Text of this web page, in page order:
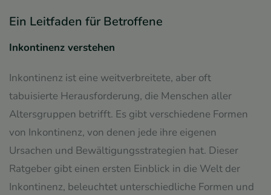
Ein Leitfaden für Betroffene
Inkontinenz verstehen
Inkontinenz ist eine weitverbreitete, aber oft
tabuisierte Herausforderung, die Menschen aller
Altersgruppen betrifft. Es gibt verschiedene Formen
von Inkontinenz, von denen jede ihre eigenen
Ursachen und Bewältigungsstrategien hat. Dieser
Ratgeber gibt einen ersten Einblick in die Welt der
Inkontinenz, beleuchtet unterschiedliche Formen und